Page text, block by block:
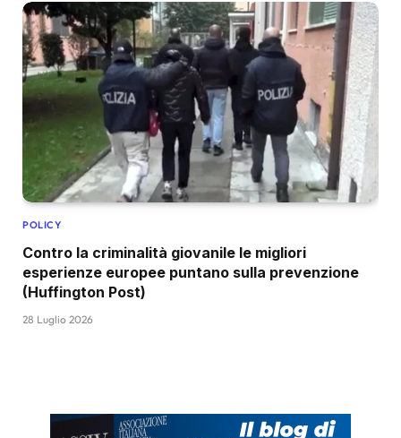
POLICY
Contro la criminalità giovanile le migliori
esperienze europee puntano sulla prevenzione
(Huffington Post)
28 Luglio 2026